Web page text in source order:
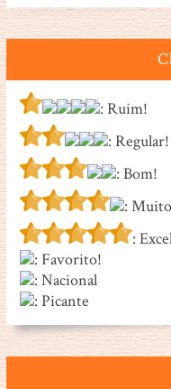
: Ruim!
: Regular!
: Bom!
:
:
: Favorito!
: Nacional
: Picante